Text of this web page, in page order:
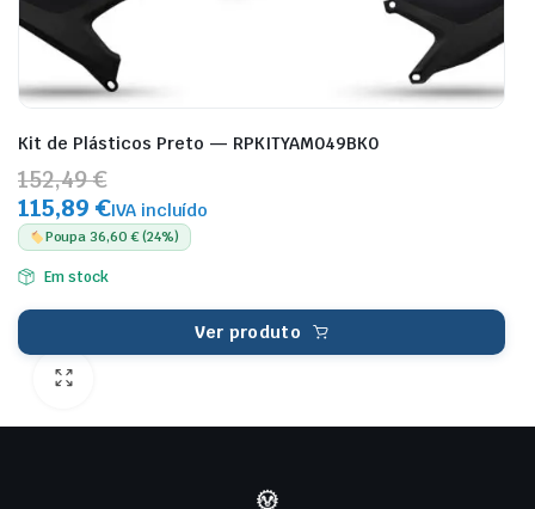
Kit de Plásticos Preto — RPKITYAM049BK0
152,49 €
115,89 €IVA incluído
Poupa 36,60 € (24%)
Em stock
Ver produto